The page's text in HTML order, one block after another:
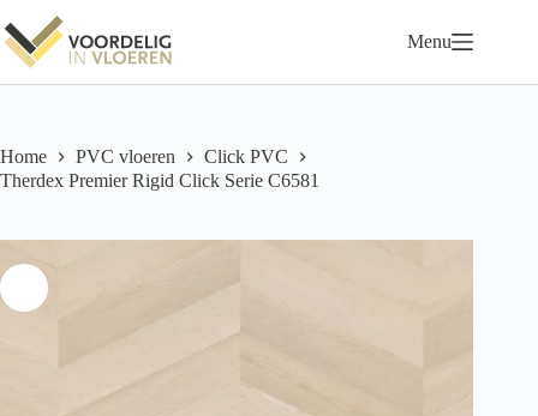
naar
de
inhoud
Menu
Home PVC vloeren
Click PVC
Therdex Premier Rigid Click Serie C6581